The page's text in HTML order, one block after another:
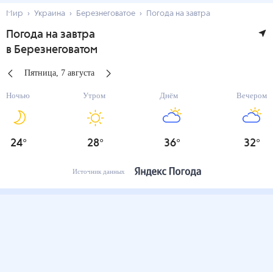
Мир Украина Березнеговатое Погода на завтра
Погода на завтра
в Березнеговатом
Пятница 7 августа
Ночью
24°
Утром
28°
Днём
36°
Вечером
32°
Источник данных